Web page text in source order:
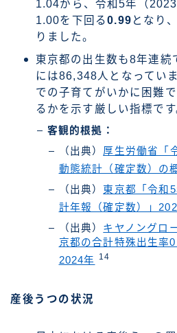
1.04から、令和5年（
1.00を下回る0.99 となり
りました。
東京都の出生数も8年連続
には86,348人となってい
での子育てがいかに困難
るかを示す厳しい指標です
客観的根拠：
（出典） 厚生労働省「
動態統計（確定数）の
（出典） 東京都「令和
計年報（確定数）」
（出典） キヤノングロ
京都の合計特殊出生率
2024年
14
産後うつの状況